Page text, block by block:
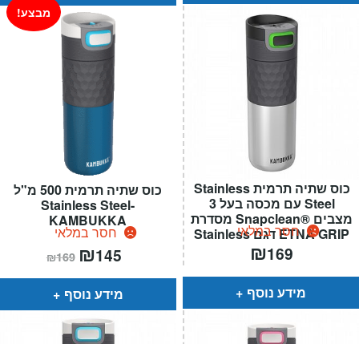
כוס שתיה תרמית 500 מ"ל
Stainless Steel-
KAMBUKKA
חסר במלאי
מבצע!
₪169 המחיר
המקורי
היה:
₪169.
₪145
הוא:
מידע נוסף
כוס שתיה תרמית Stainless
Steel עם מכסה בעל 3
מצבים ®Snapclean מסדרת
ETNA GRIP דגם Stainless
Steel
חסר במלאי
₪169
מידע נוסף